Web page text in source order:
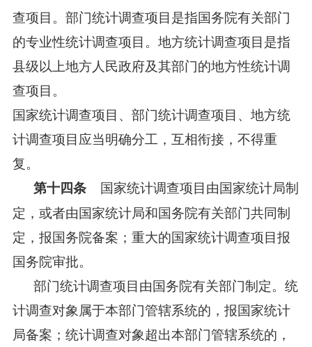
查项目。部门统计调查项目是指国务院有关部门
的专业性统计调查项目。地方统计调查项目是指
县级以上地方人民政府及其部门的地方性统计调
查项目。
国家统计调查项目、部门统计调查项目、地方统
计调查项目应当明确分工，互相衔接，不得重
复。
第十四条国家统计调查项目由国家统计局制
定，或者由国家统计局和国务院有关部门共同制
定，报国务院备案；重大的国家统计调查项目报
国务院审批。
部门统计调查项目由国务院有关部门制定。统
计调查对象属于本部门管辖系统的，报国家统计
局备案；统计调查对象超出本部门管辖系统的，